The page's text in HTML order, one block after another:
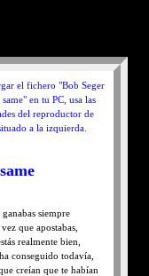
el fichero "Bob Seger
en tu PC, usa las
del reproductor de
a la izquierda.
ganabas siempre
que apostabas,
realmente bien,
conseguido todavía,
creían que te habían